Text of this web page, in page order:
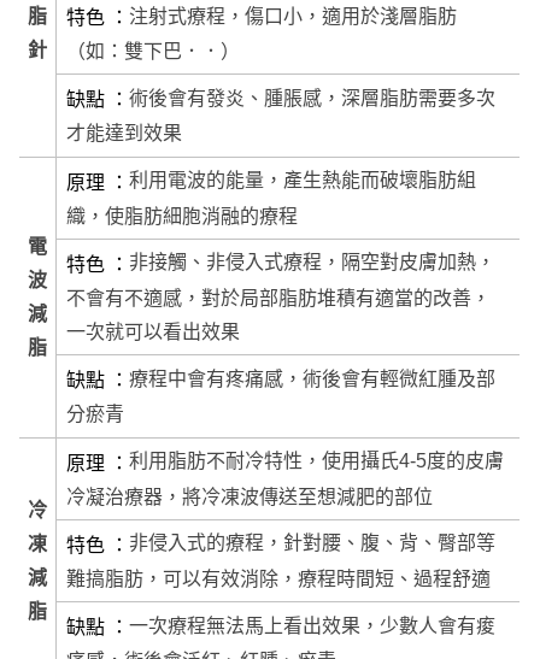
脂
針
特色
注射式療程，傷口小，適用於淺層脂肪
（如：雙下巴．．）
缺點
術後會有發炎、腫脹感，深層脂肪需要多次
才能達到效果
電
波
減
脂
原理
利用電波的能量，產生熱能而破壞脂肪組
織，使脂肪細胞消融的療程
特色
非接觸、非侵入式療程，隔空對皮膚加熱，
不會有不適感，對於局部脂肪堆積有適當的改善，
一次就可以看出效果
缺點
療程中會有疼痛感，術後會有輕微紅腫及部
分瘀青
冷
凍
減
脂
原理
利用脂肪不耐冷特性，使用攝氏4-5度的皮膚
冷凝治療器，將冷凍波傳送至想減肥的部位
特色
非侵入式的療程，針對腰、腹、背、臀部等
難搞脂肪，可以有效消除，療程時間短、過程舒適
缺點
一次療程無法馬上看出效果，少數人會有痠